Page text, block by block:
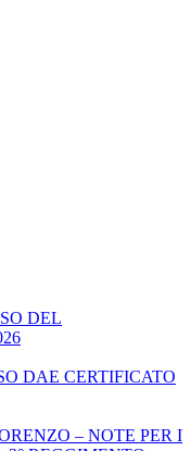
DEL
DAE CERTIFICATO
– NOTE PER I